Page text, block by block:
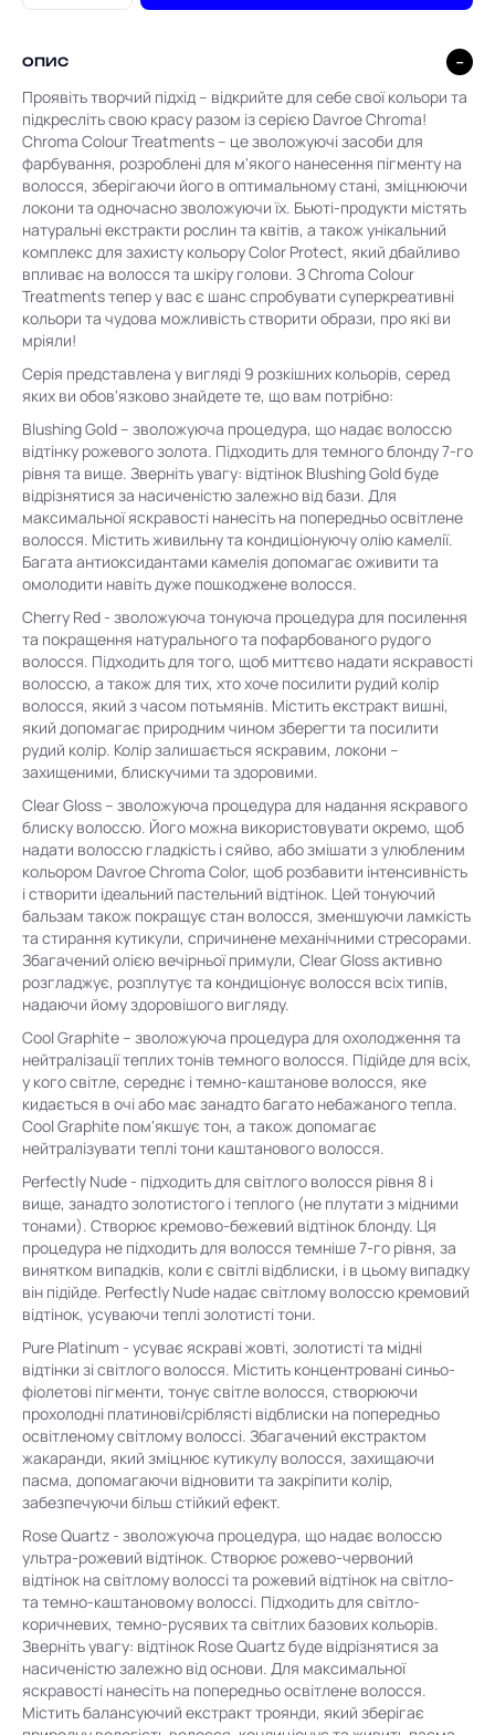
ОПИС
Проявіть творчий підхід – відкрийте для себе свої кольори та
підкресліть свою красу разом із серією Davroe Chroma!
Chroma Colour Treatments – це зволожуючі засоби для
фарбування, розроблені для м'якого нанесення пігменту на
волосся, зберігаючи його в оптимальному стані, зміцнюючи
локони та одночасно зволожуючи їх. Бьюті-продукти містять
натуральні екстракти рослин та квітів, а також унікальний
комплекс для захисту кольору Color Protect, який дбайливо
впливає на волосся та шкіру голови. З Chroma Colour
Treatments тепер у вас є шанс спробувати суперкреативні
кольори та чудова можливість створити образи, про які ви
мріяли!
Серія представлена у вигляді 9 розкішних кольорів, серед
яких ви обов'язково знайдете те, що вам потрібно:
Blushing Gold – зволожуюча процедура, що надає волоссю
відтінку рожевого золота. Підходить для темного блонду 7-го
рівня та вище. Зверніть увагу: відтінок Blushing Gold буде
відрізнятися за насиченістю залежно від бази. Для
максимальної яскравості нанесіть на попередньо освітлене
волосся. Містить живильну та кондиціонуючу олію камелії.
Багата антиоксидантами камелія допомагає оживити та
омолодити навіть дуже пошкоджене волосся.
Cherry Red - зволожуюча тонуюча процедура для посилення
та покращення натурального та пофарбованого рудого
волосся. Підходить для того, щоб миттєво надати яскравості
волоссю, а також для тих, хто хоче посилити рудий колір
волосся, який з часом потьмянів. Містить екстракт вишні,
який допомагає природним чином зберегти та посилити
рудий колір. Колір залишається яскравим, локони –
захищеними, блискучими та здоровими.
Clear Gloss – зволожуюча процедура для надання яскравого
блиску волоссю. Його можна використовувати окремо, щоб
надати волоссю гладкість і сяйво, або змішати з улюбленим
кольором Davroe Chroma Color, щоб розбавити інтенсивність
і створити ідеальний пастельний відтінок. Цей тонуючий
бальзам також покращує стан волосся, зменшуючи ламкість
та стирання кутикули, спричинене механічними стресорами.
Збагачений олією вечірньої примули, Clear Gloss активно
розгладжує, розплутує та кондиціонує волосся всіх типів,
надаючи йому здоровішого вигляду.
Cool Graphite – зволожуюча процедура для охолодження та
нейтралізації теплих тонів темного волосся. Підійде для всіх,
у кого світле, середнє і темно-каштанове волосся, яке
кидається в очі або має занадто багато небажаного тепла.
Cool Graphite пом'якшує тон, а також допомагає
нейтралізувати теплі тони каштанового волосся.
Perfectly Nude - підходить для світлого волосся рівня 8 і
вище, занадто золотистого і теплого (не плутати з мідними
тонами). Створює кремово-бежевий відтінок блонду. Ця
процедура не підходить для волосся темніше 7-го рівня, за
винятком випадків, коли є світлі відблиски, і в цьому випадку
він підійде. Perfectly Nude надає світлому волоссю кремовий
відтінок, усуваючи теплі золотисті тони.
Pure Platinum - усуває яскраві жовті, золотисті та мідні
відтінки зі світлого волосся. Містить концентровані синьо-
фіолетові пігменти, тонує світле волосся, створюючи
прохолодні платинові/сріблясті відблиски на попередньо
освітленому світлому волоссі. Збагачений екстрактом
жакаранди, який зміцнює кутикулу волосся, захищаючи
пасма, допомагаючи відновити та закріпити колір,
забезпечуючи більш стійкий ефект.
Rose Quartz - зволожуюча процедура, що надає волоссю
ультра-рожевий відтінок. Створює рожево-червоний
відтінок на світлому волоссі та рожевий відтінок на світло-
та темно-каштановому волоссі. Підходить для світло-
коричневих, темно-русявих та світлих базових кольорів.
Зверніть увагу: відтінок Rose Quartz буде відрізнятися за
насиченістю залежно від основи. Для максимальної
яскравості нанесіть на попередньо освітлене волосся.
Містить балансуючий екстракт троянди, який зберігає